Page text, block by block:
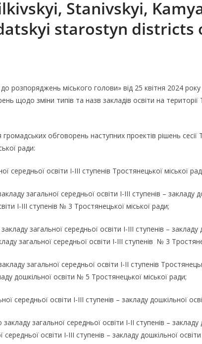
Stanivskyi,
starostyn districts
розпоряджень міського голови» від 25 квітня 2024
щодо зміни типів та назв закладів освіти на території
обговорень наступних проектів рішень сесії
ради:
середньої освіти І-ІІІ ступенів Тростянецької міської
загальної середньої освіти І-ІІІ ступенів – закладу
І-ІІІ ступенів № 3 Тростянецької міської ради;
загальної середньої освіти І-ІІІ ступенів – закладу
загальної середньої освіти І-ІІІ ступенів № 3
загальної середньої освіти І-ІІ ступенів
дошкільної освіти № 5 Тростянецької міської ради;
середньої освіти І-ІІІ ступенів – закладу дошкільної
загальної середньої освіти І-ІІ ступенів –
освіти І-ІІІ ступенів – закладу дошкільної